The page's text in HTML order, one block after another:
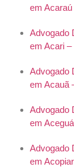
em Acaraú
Advogado
em Acari –
Advogado
em Acauã
Advogado
em
Advogado
em